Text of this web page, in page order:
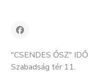
"CSENDES ŐSZ"
Szabadság tér 11.